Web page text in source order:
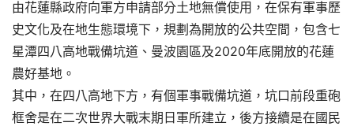
由花蓮縣政府向軍方申請部分土地無償使用，在保有軍事歷
史文化及在地生態環境下，規劃為開放的公共空間，包含七
星潭四八高地戰備坑道、曼波園區及2020年底開放的花蓮
農好基地。
其中，在四八高地下方，有個軍事戰備坑道，坑口前段重砲
框舍是在二次世界大戰末期日軍所建立，後方接續是在國民